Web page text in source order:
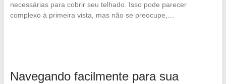
necessárias para cobrir seu telhado. Isso pode parecer
complexo à primeira vista, mas não se preocupe,…
Navegando facilmente para sua